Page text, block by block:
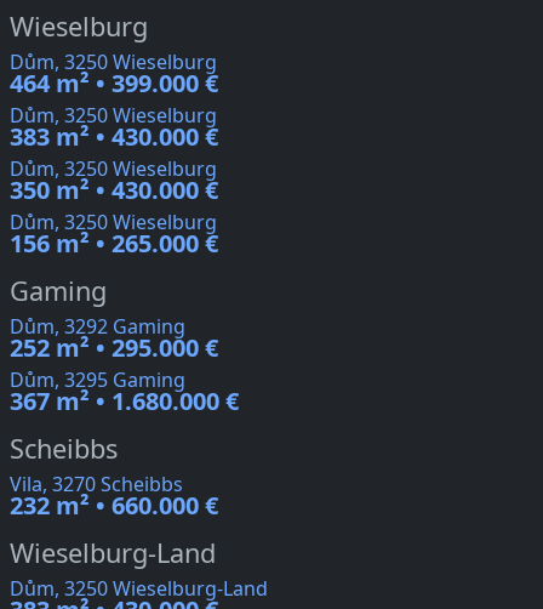
Wieselburg
Dům, 3250 Wieselburg
464 m² • 399.000 €
Dům, 3250 Wieselburg
383 m² • 430.000 €
Dům, 3250 Wieselburg
350 m² • 430.000 €
Dům, 3250 Wieselburg
156 m² • 265.000 €
Gaming
Dům, 3292 Gaming
252 m² • 295.000 €
Dům, 3295 Gaming
367 m² • 1.680.000 €
Scheibbs
Vila, 3270 Scheibbs
232 m² • 660.000 €
Wieselburg-Land
Dům, 3250 Wieselburg-Land